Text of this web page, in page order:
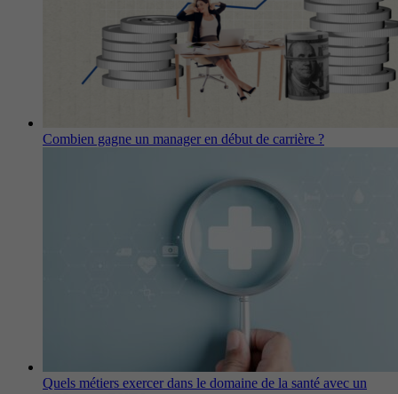
Combien gagne un manager en début de carrière ?
Quels métiers exercer dans le domaine de la santé avec un